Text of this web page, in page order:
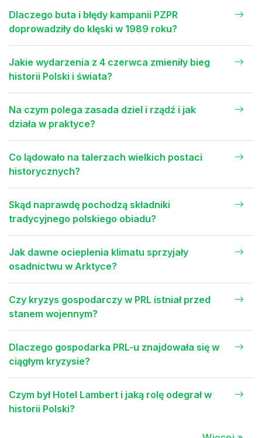
Dlaczego buta i błędy kampanii PZPR
doprowadziły do klęski w 1989 roku?
Jakie wydarzenia z 4 czerwca zmieniły bieg
historii Polski i świata?
Na czym polega zasada dziel i rządź i jak
działa w praktyce?
Co lądowało na talerzach wielkich postaci
historycznych?
Skąd naprawdę pochodzą składniki
tradycyjnego polskiego obiadu?
Jak dawne ocieplenia klimatu sprzyjały
osadnictwu w Arktyce?
Czy kryzys gospodarczy w PRL istniał przed
stanem wojennym?
Dlaczego gospodarka PRL-u znajdowała się w
ciągłym kryzysie?
Czym był Hotel Lambert i jaką rolę odegrał w
historii Polski?